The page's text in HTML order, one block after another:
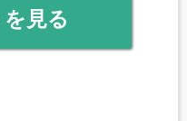
見る